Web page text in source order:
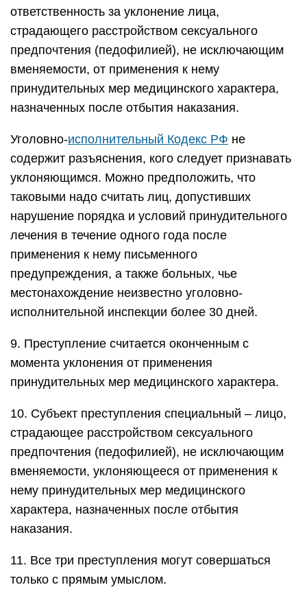
ответственность за уклонение лица,
страдающего расстройством сексуального
предпочтения (педофилией), не исключающим
вменяемости, от применения к нему
принудительных мер медицинского характера,
назначенных после отбытия наказания.
Уголовно-исполнительный Кодекс РФ не
содержит разъяснения, кого следует признавать
уклоняющимся. Можно предположить, что
таковыми надо считать лиц, допустивших
нарушение порядка и условий принудительного
лечения в течение одного года после
применения к нему письменного
предупреждения, а также больных, чье
местонахождение неизвестно уголовно-
исполнительной инспекции более 30 дней.
9. Преступление считается оконченным с
момента уклонения от применения
принудительных мер медицинского характера.
10. Субъект преступления специальный – лицо,
страдающее расстройством сексуального
предпочтения (педофилией), не исключающим
вменяемости, уклоняющееся от применения к
нему принудительных мер медицинского
характера, назначенных после отбытия
наказания.
11. Все три преступления могут совершаться
только с прямым умыслом.